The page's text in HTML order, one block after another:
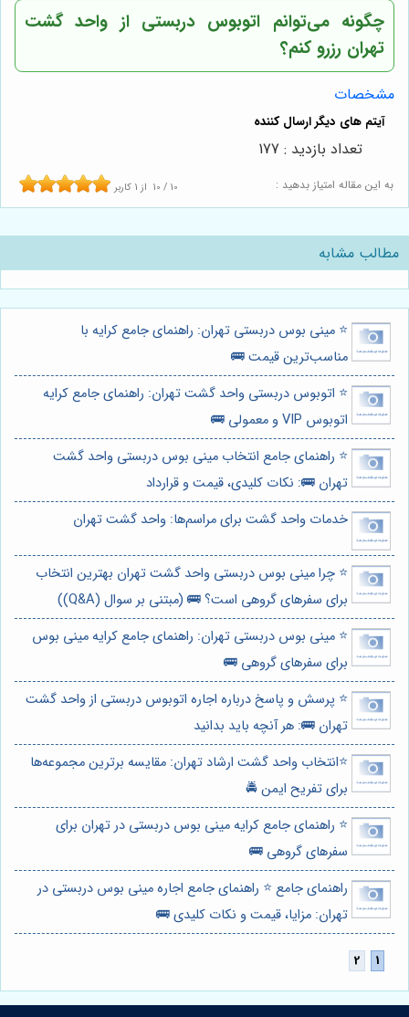
چگونه می‌توانم اتوبوس دربستی از واحد گشت
تهران رزرو کنم؟
مشخصات
به این مقاله امتیاز بدهید : 10 / 10 از 1 کاربر
تعداد بازدید : 177
مطالب مشابه
⭐️ مینی بوس دربستی تهران: راهنمای جامع کرایه با
مناسب‌ترین قیمت 🚌
⭐️ اتوبوس دربستی واحد گشت تهران: راهنمای جامع کرایه
اتوبوس VIP و معمولی 🚌
⭐️ راهنمای جامع انتخاب مینی بوس دربستی واحد گشت
تهران 🚌: نکات کلیدی، قیمت و قرارداد
خدمات واحد گشت برای مراسم‌ها: واحد گشت تهران
⭐️ چرا مینی بوس دربستی واحد گشت تهران بهترین انتخاب
برای سفرهای گروهی است؟ 🚌 (مبتنی بر سوال (Q&A))
⭐️ مینی بوس دربستی تهران: راهنمای جامع کرایه مینی بوس
برای سفرهای گروهی 🚌
⭐️ پرسش و پاسخ درباره اجاره اتوبوس دربستی از واحد گشت
تهران 🚌: هر آنچه باید بدانید
⭐️انتخاب واحد گشت ارشاد تهران: مقایسه برترین مجموعه‌ها
برای تفریح ایمن 🚔
⭐️ راهنمای جامع کرایه مینی بوس دربستی در تهران برای
سفرهای گروهی 🚌
راهنمای جامع ⭐️ راهنمای جامع اجاره مینی بوس دربستی در
تهران: مزایا، قیمت و نکات کلیدی 🚌